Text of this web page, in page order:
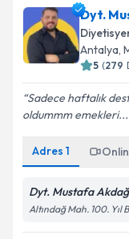
Dyt.
Antalya,
5 (279
Sadece haftalık
oldummm emekleri...
Adres 1
Dyt. Mustafa Akdağ
Altındağ Mah. 100. Yıl